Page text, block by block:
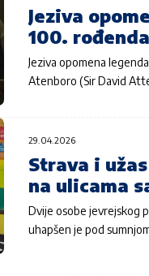
Jeziva
100.
Jeziva opomena
Atenboro (Sir David
29.04.2026
Strava i
na ulicama
Dvije osobe jevrejskog
uhapšen je pod